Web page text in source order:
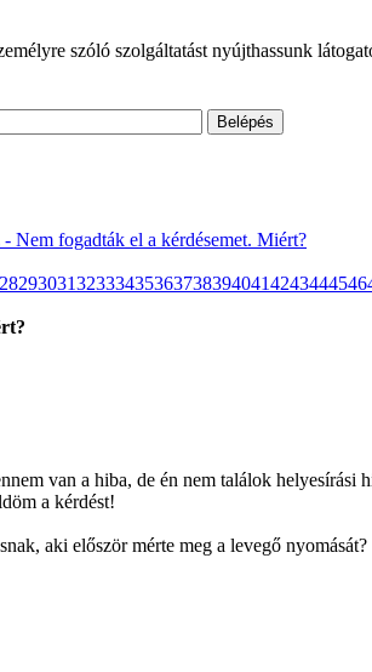
szóló szolgáltatást nyújthassunk
Nem fogadták el a kérdésemet. Miért?
28293031323334353637383940414243444546
van a hiba, de én nem találok helyesírási
a kérdést!
aki először mérte meg a levegő nyomását?